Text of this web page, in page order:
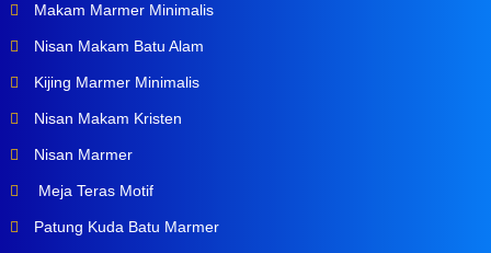
Makam Marmer Minimalis
Nisan Makam Batu Alam
Kijing Marmer Minimalis
Nisan Makam Kristen
Nisan Marmer
Meja Teras Motif
Patung Kuda Batu Marmer